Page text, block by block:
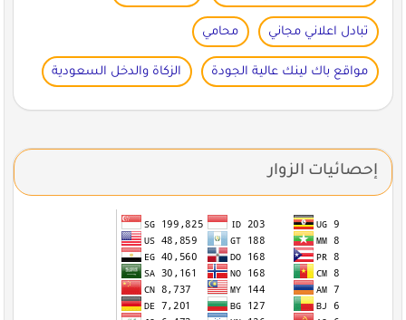
تبادل اعلاني مجاني محامي
مواقع باك لينك عالية الجودة الزكاة والدخل السعودية
إحصائيات الزوار